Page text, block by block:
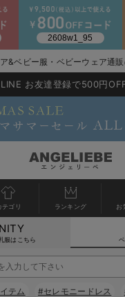
ール
全て
（ベビー・新生児） ベビーチェア（ハイローチェア）・ベビーラック
全て
るひんやりグッズ
ピース
&ベビー服・ベビーウェア通販
2026/NewArrival
(一部地域を除く) 7,700円
LINE お友達登録で500円
テゴリ ランキング お
服はこちら
テム #セレモニードレス
閉じる